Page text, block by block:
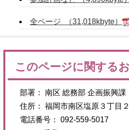
全ページ （31,018kbyte）
このページに関する
部署： 南区 総務部 企画振興課
住所： 福岡市南区塩原３丁目
電話番号： 092-559-5017